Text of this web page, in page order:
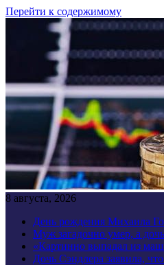
Перейти к содержимому
8 августа, 2026
День рождения Михаила
Муж загадочно умер, а
«Картинно выпадал из
Дочь Сэндлера заявила,